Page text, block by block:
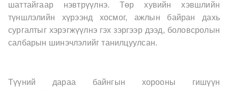
шаттайгаар нэвтрүүлнэ. Төр хувийн хэвшлийн
түншлэлийн хүрээнд хосмог, ажлын байран дахь
сургалтыг хэрэгжүүлнэ гэх зэргээр дээд, боловсролын
салбарын шинэчлэлийг танилцуулсан.
Түүний дараа байнгын хорооны гишүүн